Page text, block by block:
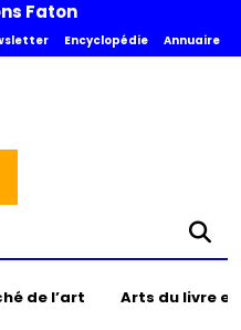
Faton
Encyclopédie Annuaire
de l’art Arts du livre